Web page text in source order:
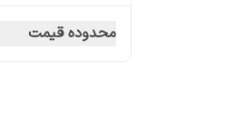
لاپرووت
محدوده قیمت